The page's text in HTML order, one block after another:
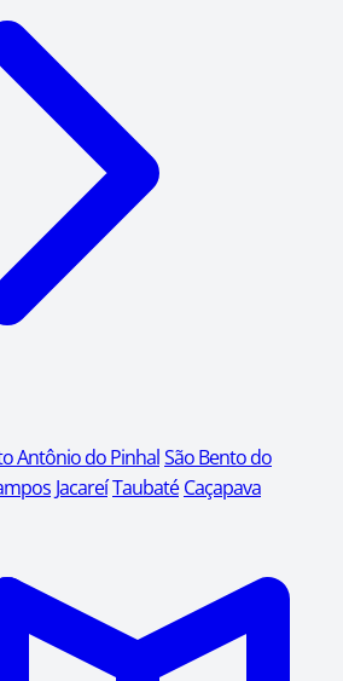
Antônio do PinhalSão Bento do
JacareíTaubaté Caçapava